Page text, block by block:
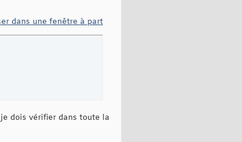
dans une fenêtre à part
dois vérifier dans toute la